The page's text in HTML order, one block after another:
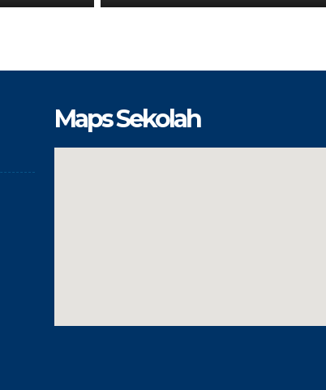
Maps Sekolah